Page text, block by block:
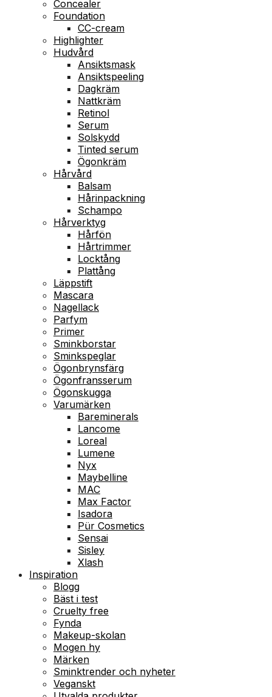
Concealer
Foundation
CC-cream
Highlighter
Hudvård
Ansiktsmask
Ansiktspeeling
Dagkräm
Nattkräm
Retinol
Serum
Solskydd
Tinted serum
Ögonkräm
Hårvård
Balsam
Hårinpackning
Schampo
Hårverktyg
Hårfön
Hårtrimmer
Locktång
Plattång
Läppstift
Mascara
Nagellack
Parfym
Primer
Sminkborstar
Sminkspeglar
Ögonbrynsfärg
Ögonfransserum
Ögonskugga
Varumärken
Bareminerals
Lancome
Loreal
Lumene
Nyx
Maybelline
MAC
Max Factor
Isadora
Pür Cosmetics
Sensai
Sisley
Xlash
Inspiration
Blogg
Bäst i test
Cruelty free
Fynda
Makeup-skolan
Mogen hy
Märken
Sminktrender och nyheter
Veganskt